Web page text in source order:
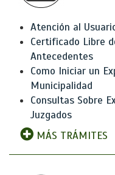
Atención al
Certificado Libre
Antecedentes
Como Iniciar un
Municipalidad
Consultas Sobre
Juzgados
MÁS TRÁMITES